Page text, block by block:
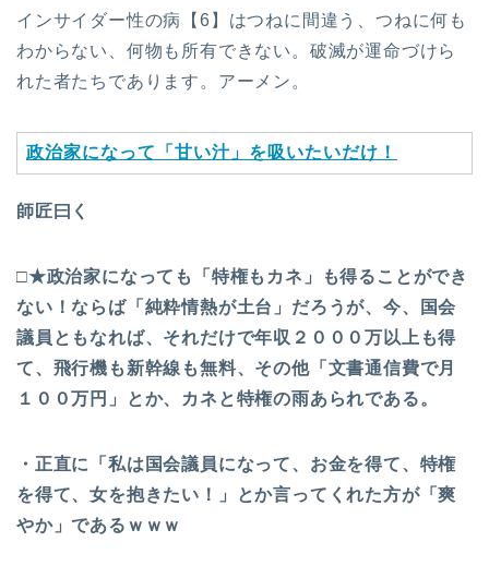
インサイダー性の病【6】はつねに間違う、つねに何も
わからない、何物も所有できない。破滅が運命づけら
れた者たちであります。アーメン。
政治家になって「甘い汁」を吸いたいだけ！
師匠曰く
□★政治家になっても「特権もカネ」も得ることができ
ない！ならば「純粋情熱が土台」だろうが、今、国会
議員ともなれば、それだけで年収２０００万以上も得
て、飛行機も新幹線も無料、その他「文書通信費で月
１００万円」とか、カネと特権の雨あられである。
・正直に「私は国会議員になって、お金を得て、特権
を得て、女を抱きたい！」とか言ってくれた方が「爽
やか」であるｗｗｗ